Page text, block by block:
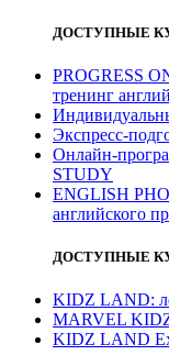
ДОСТУПНЫЕ
PROGRESS
тренинг
Экспресс-
Онлайн-
STUDY
ENGLISH
английского
ДОСТУПНЫЕ
KIDZ LAND:
MARVEL
KIDZ LAND